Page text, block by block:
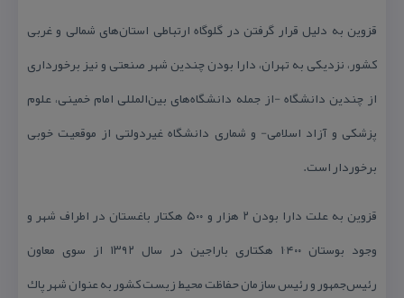
قزوین به دلیل قرار گرفتن در گلوگاه ارتباطی استان‌های شمالی و غربی
كشور، نزدیكی به تهران، دارا بودن چندین شهر صنعتی و نیز برخورداری
از چندین دانشگاه -از جمله دانشگاه‌های بین‌المللی امام خمینی، علوم
پزشكی و آزاد اسلامی- و شماری دانشگاه غیردولتی از موقعیت خوبی
برخوردار است.
قزوین به علت دارا بودن ۲ هزار و ۵۰۰ هكتار باغستان در اطراف شهر و
وجود بوستان ۱٬۴۰۰ هكتاری باراجین در سال ۱۳۹۲ از سوی معاون
رئیس‌جمهور و رئیس سازمان حفاظت محیط زیست كشور به عنوان شهر پاك